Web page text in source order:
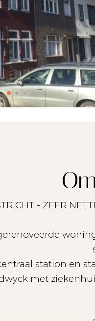
MAASTRICHT
station en
met